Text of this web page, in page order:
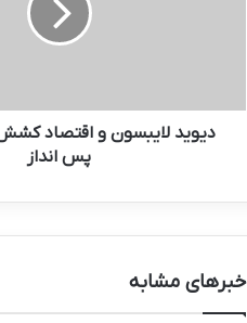
پس
دیوید لایبسون و اقتصاد
پس انداز
خبرهای مشابه